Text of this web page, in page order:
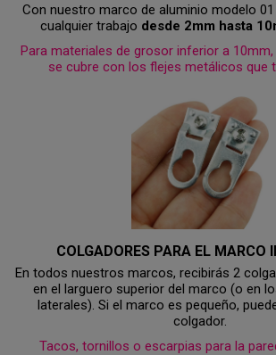
Con nuestro marco de aluminio modelo
cualquier trabajo desde 2mm hasta
Para materiales de grosor inferior a
se cubre con los flejes metálicos que
COLGADORES PARA EL MARCO
En todos nuestros marcos, recibirás 2
en el larguero superior del marco (o en
laterales). Si el marco es pequeño,
colgador.
Tacos, tornillos o escarpias para la